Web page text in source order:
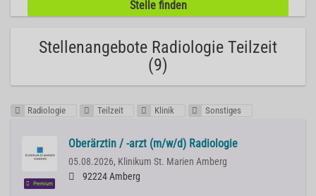
Stellenangebote Radiologie Teilzeit
(9)
Radiologie Teilzeit Klinik Sonstiges
Premium
Oberärztin / -arzt (m/w/d) Radiologie
05.08.2026, Klinikum St. Marien Amberg
92224 Amberg